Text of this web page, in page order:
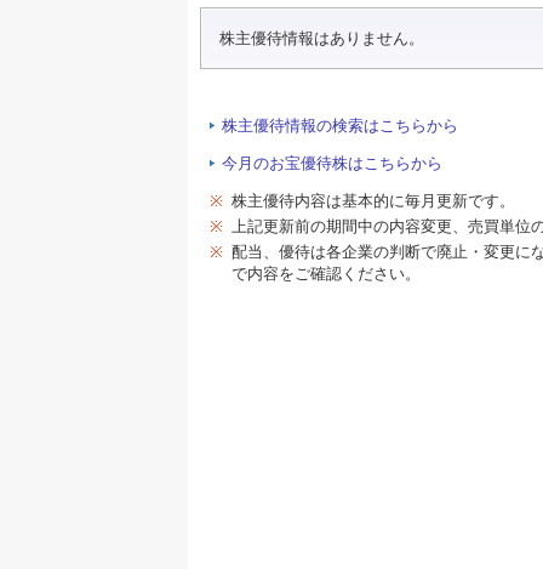
株主優待情報はありません。
株主優待情報の検索はこちらから
今月のお宝優待株はこちらから
※ 株主優待内容は基本的に毎月更新です。
※ 上記更新前の期間中の内容変更、売買単位
※ 配当、優待は各企業の判断で廃止・変更に
で内容をご確認ください。